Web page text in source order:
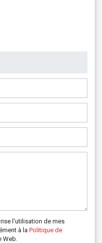
l'utilisation de mes
à la Politique de
Web.